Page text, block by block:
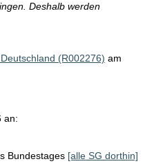
Deshalb werden
(R002276) am
an:
Bundestages [alle SG dorthin]